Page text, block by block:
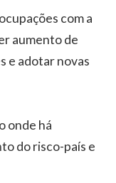
com a
aumento de
e adotar novas
onde há
do risco-país e